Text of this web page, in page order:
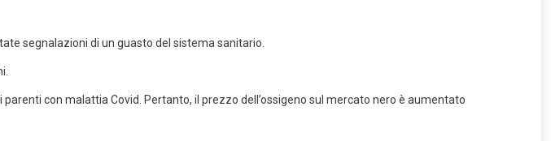
segnalazioni di un guasto del sistema sanitario.
con malattia Covid. Pertanto, il prezzo dell’ossigeno sul mercato nero è aumentato